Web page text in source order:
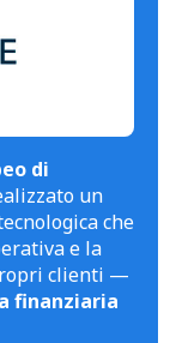
di
un
che
e la
clienti —
finanziaria